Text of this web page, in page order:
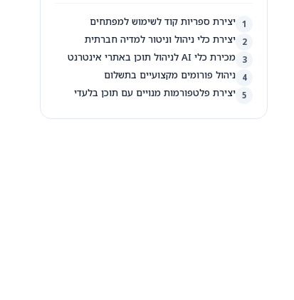
1 יצירת ספריות קוד לשימוש למפתחים
2 יצירת כלי ניהול וניטור למדיה חברתית
3 מכירת כלי AI לניהול תוכן באתרי אינטרנט
4 ניהול פורומים מקצועיים בתשלום
5 יצירת פלטפורמות מנויים עם תוכן בלעדי